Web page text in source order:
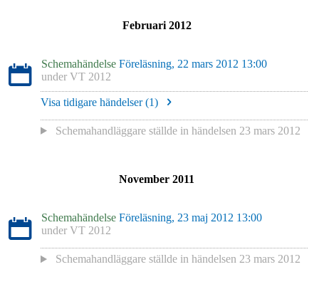
Februari 2012
Schemahändelse Föreläsning, 22 mars 2012 13:00
under VT 2012
Visa tidigare händelser (1)
Schemahandläggare ställde in händelsen 23 mars 2012
November 2011
Schemahändelse Föreläsning, 23 maj 2012 13:00
under VT 2012
Schemahandläggare ställde in händelsen 23 mars 2012